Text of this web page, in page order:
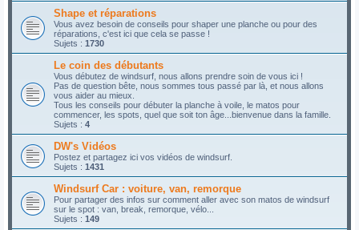
Shape et réparations
Vous avez besoin de conseils pour shaper une planche ou pour des
réparations, c'est ici que cela se passe !
Sujets : 1730
Le coin des débutants
Vous débutez de windsurf, nous allons prendre soin de vous ici !
Pas de question bête, nous sommes tous passé par là, et nous allons
vous aider au mieux.
Tous les conseils pour débuter la planche à voile, le matos pour
commencer, les spots, quel que soit ton âge...bienvenue dans la famille.
Sujets : 4
DW's Vidéos
Postez et partagez ici vos vidéos de windsurf.
Sujets : 1431
Windsurf Car : voiture, van, remorque
Pour partager des infos sur comment aller avec son matos de windsurf
sur le spot : van, break, remorque, vélo...
Sujets : 149